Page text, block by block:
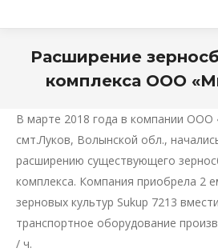
Расширение
комплекса ООО
В марте 2018 года в компании ООО
смт.Луков, Волынской обл.,
расширению существующего
комплекса. Компания приобрела 2
зерновых культур Sukup 7213
транспортное оборудование
/ ч.